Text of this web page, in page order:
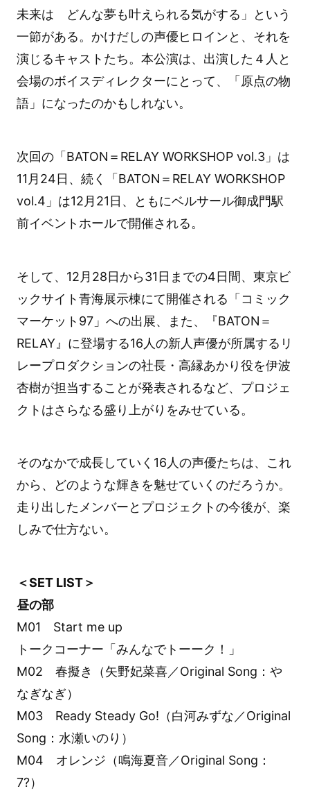
未来は どんな夢も叶えられる気がする」という
一節がある。かけだしの声優ヒロインと、それを
演じるキャストたち。本公演は、出演した４人と
会場のボイスディレクターにとって、「原点の物
語」になったのかもしれない。
次回の「BATON＝RELAY WORKSHOP vol.3」は
11月24日、続く「BATON＝RELAY WORKSHOP
vol.4」は12月21日、ともにベルサール御成門駅
前イベントホールで開催される。
そして、12月28日から31日までの4日間、東京ビ
ックサイト青海展示棟にて開催される「コミック
マーケット97」への出展、また、『BATON＝
RELAY』に登場する16人の新人声優が所属するリ
レープロダクションの社長・高縁あかり役を伊波
杏樹が担当することが発表されるなど、プロジェ
クトはさらなる盛り上がりをみせている。
そのなかで成長していく16人の声優たちは、これ
から、どのような輝きを魅せていくのだろうか。
走り出したメンバーとプロジェクトの今後が、楽
しみで仕方ない。
＜SET LIST＞
昼の部
M01 Start me up
トークコーナー「みんなでトーーク！」
M02 春擬き（矢野妃菜喜／Original Song：や
なぎなぎ）
M03 Ready Steady Go!（白河みずな／Original
Song：水瀬いのり）
M04 オレンジ（鳴海夏音／Original Song：
7?）